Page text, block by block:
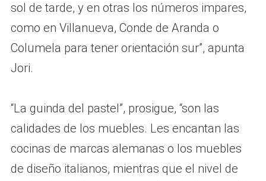
sol de tarde, y en otras los números impares,
como en Villanueva, Conde de Aranda o
Columela para tener orientación sur”, apunta
Jori.
“La guinda del pastel”, prosigue, “son las
calidades de los muebles. Les encantan las
cocinas de marcas alemanas o los muebles
de diseño italianos, mientras que el nivel de